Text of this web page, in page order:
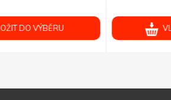
VLOŽIT DO VÝBĚRU